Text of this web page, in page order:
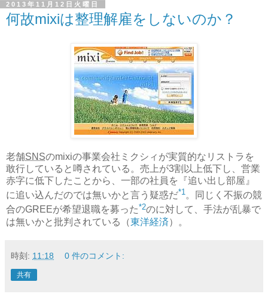
2013年11月12日火曜日
何故mixiは整理解雇をしないのか？
老舗SNSのmixiの事業会社ミクシィが実質的なリストラを
敢行していると噂されている。売上が3割以上低下し、営業
赤字に低下したことから、一部の社員を『追い出し部屋』
に追い込んだのでは無いかと言う疑惑だ*1 。同じく不振の競
合のGREEが希望退職を募った*2のに対して、手法が乱暴で
は無いかと批判されている（東洋経済）。
時刻: 11:18 0 件のコメント:
共有